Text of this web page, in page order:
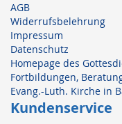
AGB
Widerrufsbelehrung
Impressum
Datenschutz
Homepage des
Fortbildungen,
Evang.-Luth. Kirche in
Kundenservice